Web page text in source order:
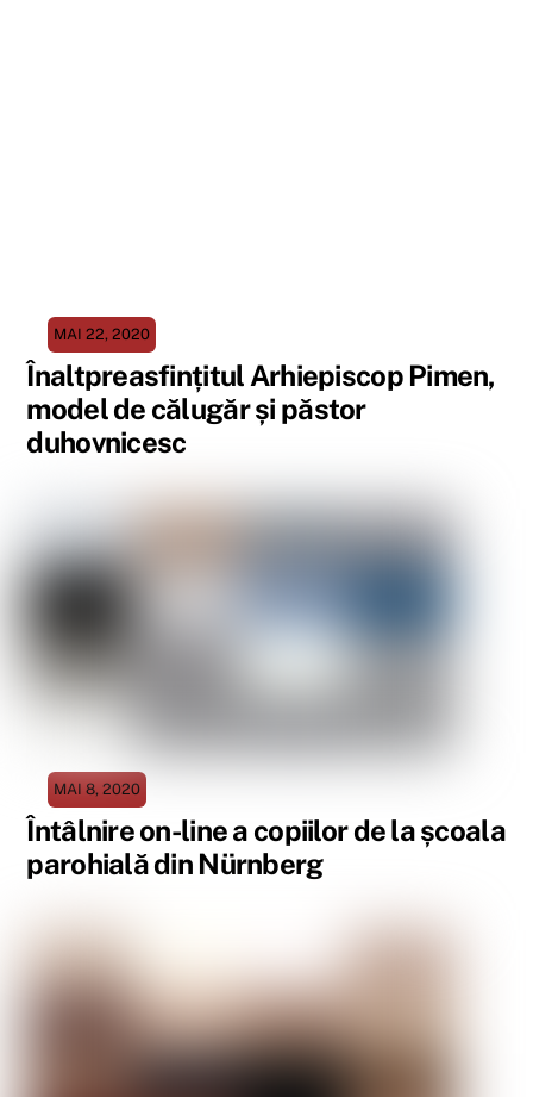
MAI 22, 2020
Înaltpreasfințitul Arhiepiscop Pimen,
model de călugăr și păstor
duhovnicesc
MAI 8, 2020
Întâlnire on-line a copiilor de la școala
parohială din Nürnberg